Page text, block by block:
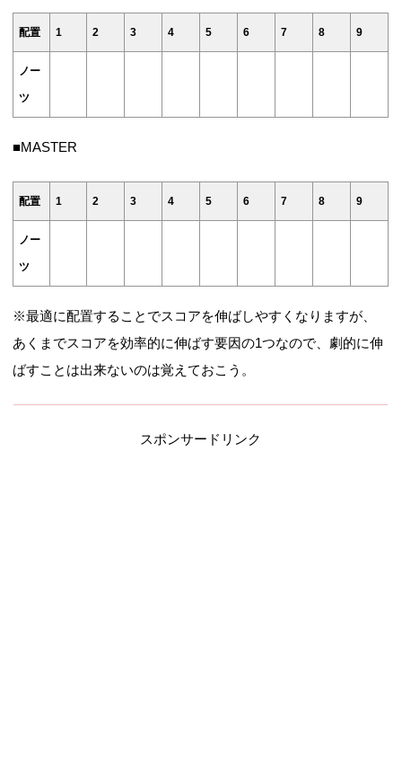
配置 1 2 3 4 5 6 7 8 9
ノー
ツ
■MASTER
配置 1 2 3 4 5 6 7 8 9
ノー
ツ
※最適に配置することでスコアを伸ばしやすくなりますが、
あくまでスコアを効率的に伸ばす要因の1つなので、劇的に伸
ばすことは出来ないのは覚えておこう。
スポンサードリンク